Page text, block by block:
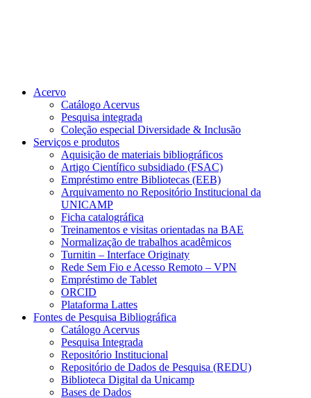
Acervo
Catálogo Acervus
Pesquisa integrada
Coleção especial Diversidade & Inclusão
Serviços e produtos
Aquisição de materiais bibliográficos
Artigo Científico subsidiado (FSAC)
Empréstimo entre Bibliotecas (EEB)
Arquivamento no Repositório Institucional da
UNICAMP
Ficha catalográfica
Treinamentos e visitas orientadas na BAE
Normalização de trabalhos acadêmicos
Turnitin – Interface Originaty
Rede Sem Fio e Acesso Remoto – VPN
Empréstimo de Tablet
ORCID
Plataforma Lattes
Fontes de Pesquisa Bibliográfica
Catálogo Acervus
Pesquisa Integrada
Repositório Institucional
Repositório de Dados de Pesquisa (REDU)
Biblioteca Digital da Unicamp
Bases de Dados